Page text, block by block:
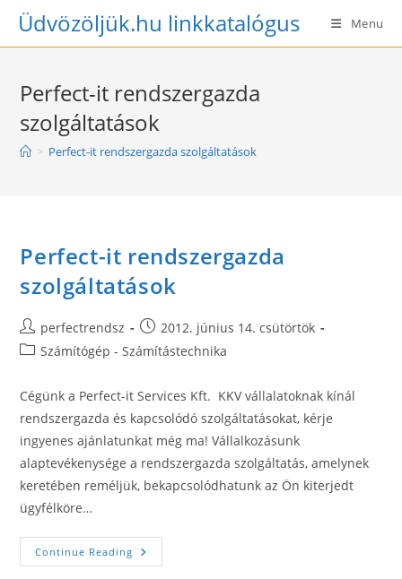
SkipÜdvözöljük.hu linkkatalógus Menu
Perfect-it rendszergazda
szolgáltatások
> Perfect-it rendszergazda szolgáltatások
Perfect-it rendszergazda
szolgáltatások
Post
author:
perfectrendsz
Post
published:
2012. június 14. csütörtök
PostSzámítógép - Számítástechnika
Cégünk a Perfect-it Services Kft. KKV vállalatoknak kínál
rendszergazda és kapcsolódó szolgáltatásokat, kérje
ingyenes ajánlatunkat még ma! Vállalkozásunk
alaptevékenysége a rendszergazda szolgáltatás, amelynek
keretében reméljük, bekapcsolódhatunk az Ön kiterjedt
ügyfélköre…
Continue Reading Perfect-
It